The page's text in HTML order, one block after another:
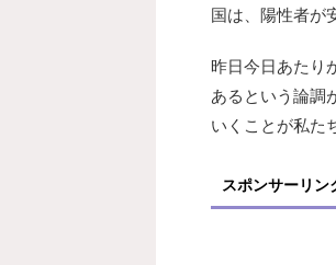
国は、陽性者が
昨日今日あたり
あるという論調
いくことが私た
スポンサーリン